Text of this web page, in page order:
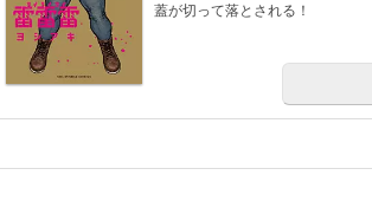
蓋が切って落とされる！